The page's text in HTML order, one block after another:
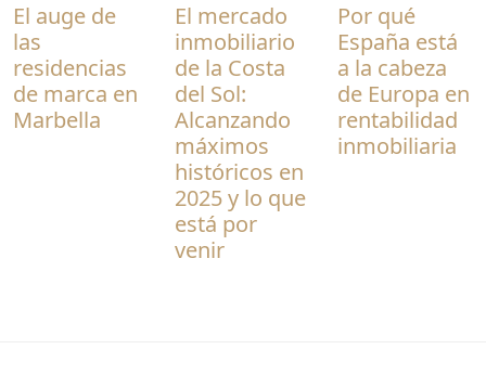
El auge de
las
residencias
de marca en
Marbella
El mercado
inmobiliario
de la Costa
del Sol:
Alcanzando
máximos
históricos en
2025 y lo que
está por
venir
Por qué
España está
a la cabeza
de Europa en
rentabilidad
inmobiliaria